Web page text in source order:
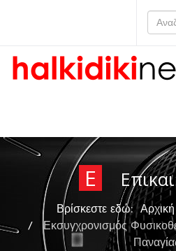
Ε
Βρίσκεστε εδώ:Αρχική
Εκσυγχρονισμός